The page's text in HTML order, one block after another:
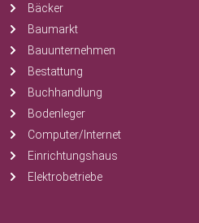
Bäcker
Baumarkt
Bauunternehmen
Bestattung
Buchhandlung
Bodenleger
Computer/Internet
Einrichtungshaus
Elektrobetriebe